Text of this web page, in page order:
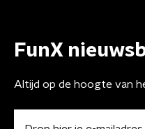
FunX
Altijd op de hoogte van